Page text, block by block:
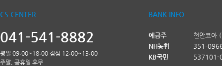
CS CENTER
041-541-8882
평일 09:00~18:00 점심 12:00~13:00
주말, 공휴일 휴무
BANK INFO
예금주
천안코아
NH농협
351-
KB국민
537101-